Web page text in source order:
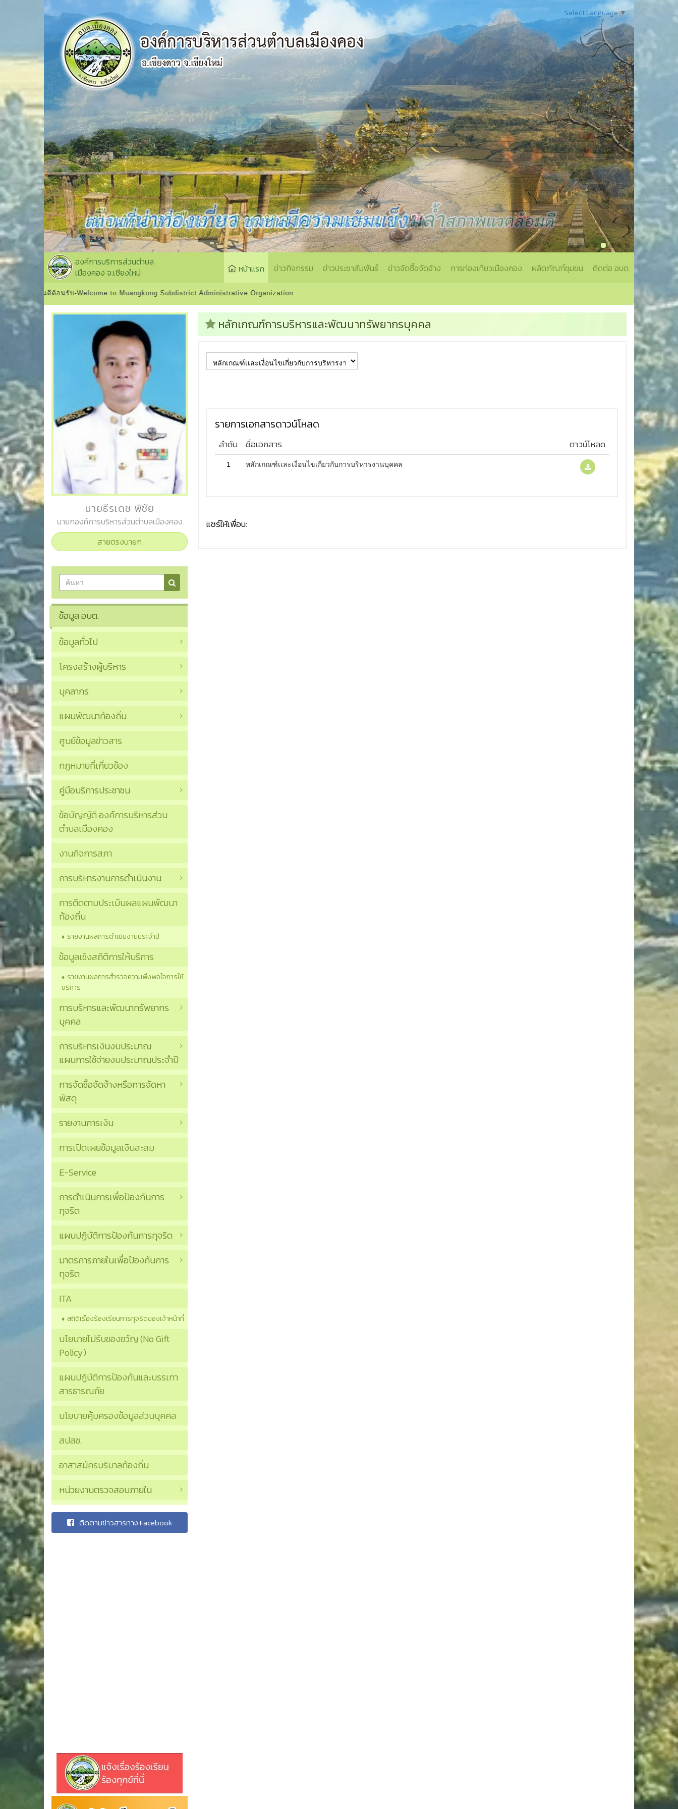
องค์การบริการส่วนตำบล
เมืองคอง จ.เชียงใหม่
หน้าแรก ข่าวกิจกรรม ข่าวประชาสัมพันธ์ ข่าวจัดซื้อจัดจ้าง การท่องเที่ยวเมืองคอง ผลิตภัณฑ์ชุมชน ติดต่อ อบต.
บ-Welcome to Muangkong Subdistrict Administrative Organization
Select Language▼
นายธีรเดช พิชัย
นายกองค์การบริหารส่วนตำบลเมืองคอง
สายตรงนายก
ข้อมูล อบต.
ข้อมูลทั่วไป
โครงสร้างผู้บริหาร
บุคลากร
แผนพัฒนาท้องถิ่น
ศูนย์ข้อมูลข่าวสาร
กฏหมายที่เกี่ยวข้อง
คู่มือบริการประชาชน
ข้อบัญญัติ องค์การบริหารส่วน
ตำบลเมืองคอง
งานกิจการสภา
การบริหารงานการดำเนินงาน
การติดตามประเมินผลแผนพัฒนา
ท้องถิ่น
รายงานผลการดำเนินงานประจำปี
ข้อมูลเชิงสถิติการให้บริการ
รายงานผลการสำรวจความพึงพอใจการให้
บริการ
การบริหารและพัฒนาทรัพยากร
บุคคล
การบริหารเงินงบประมาณ
แผนการใช้จ่ายงบประมาณประจำปี
การจัดซื้อจัดจ้างหรือการจัดหา
พัสดุ
รายงานการเงิน
การเปิดเผยข้อมูลเงินสะสม
E-Service
การดำเนินการเพื่อป้องกันการ
ทุจริต
แผนปฏิบัติการป้องกันการทุจริต
มาตรการภายในเพื่อป้องกันการ
ทุจริต
ITA
สถิติเรื่องร้องเรียนการทุจริตของเจ้าหน้าที่
นโยบายไม่รับของขวัญ (No Gift
Policy)
แผนปฏิบัติการป้องกันและบรรเทา
สารธารณภัย
นโยบายคุ้มครองข้อมูลส่วนบุคคล
สปสช.
อาสาสมัครบริบาลท้องถิ่น
หน่วยงานตรวจสอบภายใน
ติดตามข่าวสารทาง Facebook
หลักเกณฑ์การบริหารและพัฒนาทรัพยากรบุคคล
รายการเอกสารดาวน์โหลด
ลำดับ ชื่อเอกสาร ดาวน์โหลด
1 หลักเกณฑ์เเละเงื่อนไขเกี่ยวกับการบริหารงานบุคคล
แชร์ให้เพื่อน: